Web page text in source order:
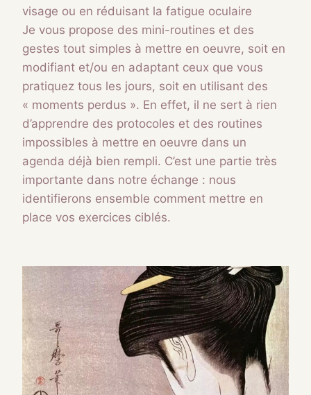
visage ou en réduisant la fatigue oculaire
Je vous propose des mini-routines et des
gestes tout simples à mettre en oeuvre, soit en
modifiant et/ou en adaptant ceux que vous
pratiquez tous les jours, soit en utilisant des
« moments perdus ». En effet, il ne sert à rien
d’apprendre des protocoles et des routines
impossibles à mettre en oeuvre dans un
agenda déjà bien rempli. C’est une partie très
importante dans notre échange : nous
identifierons ensemble comment mettre en
place vos exercices ciblés.